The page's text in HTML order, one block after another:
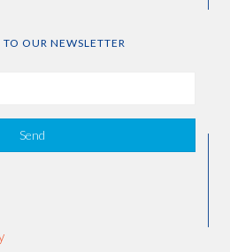
TO OUR NEWSLETTER
Send